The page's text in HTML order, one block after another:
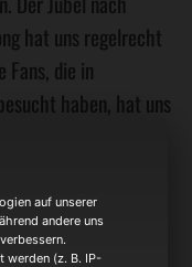
hat uns regelrecht
Fans, die in
haben, hat uns
mit uns diesen
Wir kommen am
mit euch
auf unserer
andere uns
werden (z. B. IP-